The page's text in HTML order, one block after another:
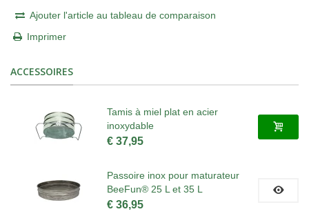
Ajouter l'article au tableau de comparaison
Imprimer
ACCESSOIRES
Tamis à miel plat en acier
inoxydable
€ 37,95
Passoire inox pour maturateur
BeeFun® 25 L et 35 L
€ 36,95